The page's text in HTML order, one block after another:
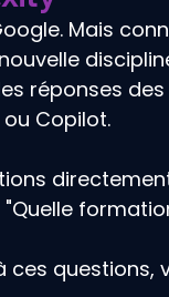
Mais
réponses des
Copilot.
questions,